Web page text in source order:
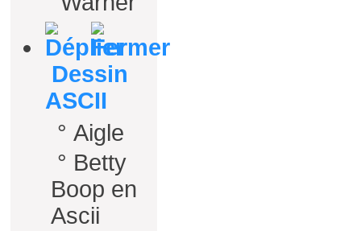
Dessin
ASCII
° Aigle
° Betty
Boop en
Ascii